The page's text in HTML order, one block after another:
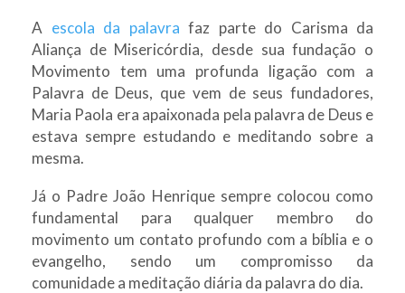
A escola da palavra faz parte do Carisma da
Aliança de Misericórdia, desde sua fundação o
Movimento tem uma profunda ligação com a
Palavra de Deus, que vem de seus fundadores,
Maria Paola era apaixonada pela palavra de Deus e
estava sempre estudando e meditando sobre a
mesma.
Já o Padre João Henrique sempre colocou como
fundamental para qualquer membro do
movimento um contato profundo com a bíblia e o
evangelho, sendo um compromisso da
comunidade a meditação diária da palavra do dia.